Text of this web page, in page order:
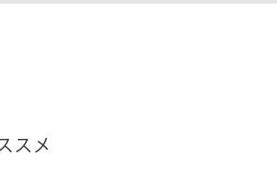
スメ